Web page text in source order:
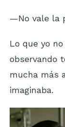
—No vale la
Lo que yo
observando
mucha más
imaginaba.